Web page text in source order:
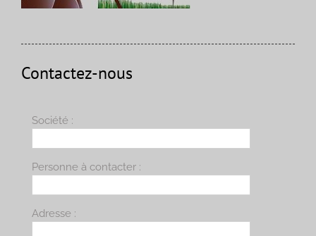
Contactez-nous
Société :
Personne à contacter :
Adresse :